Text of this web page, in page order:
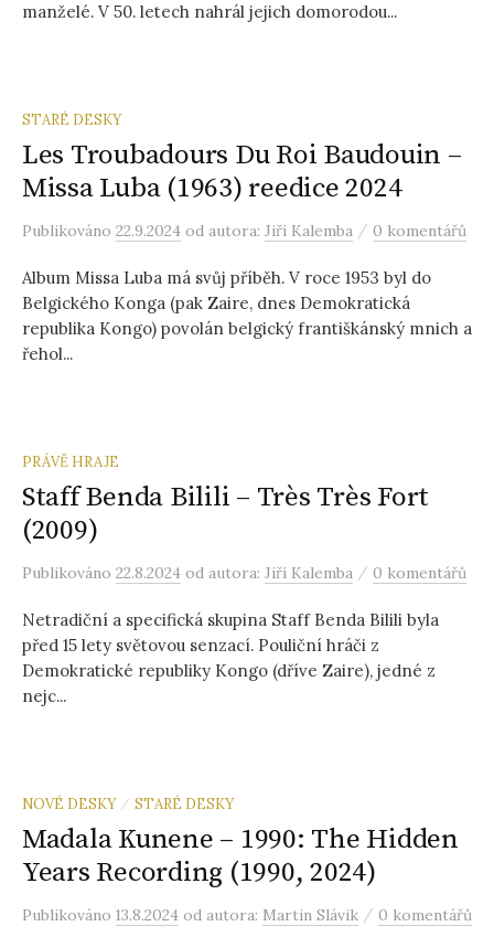
manželé. V 50. letech nahrál jejich domorodou...
STARÉ DESKY
Les Troubadours Du Roi Baudouin –
Missa Luba (1963) reedice 2024
Publikováno 22.9.2024 od autora: Jiří Kalemba / 0 komentářů
Album Missa Luba má svůj příběh. V roce 1953 byl do
Belgického Konga (pak Zaire, dnes Demokratická
republika Kongo) povolán belgický františkánský mnich a
řehol...
PRÁVĚ HRAJE
Staff Benda Bilili – Très Très Fort
(2009)
Publikováno 22.8.2024 od autora: Jiří Kalemba / 0 komentářů
Netradiční a specifická skupina Staff Benda Bilili byla
před 15 lety světovou senzací. Pouliční hráči z
Demokratické republiky Kongo (dříve Zaire), jedné z
nejc...
NOVÉ DESKY / STARÉ DESKY
Madala Kunene – 1990: The Hidden
Years Recording (1990, 2024)
Publikováno 13.8.2024 od autora: Martin Slávik / 0 komentářů